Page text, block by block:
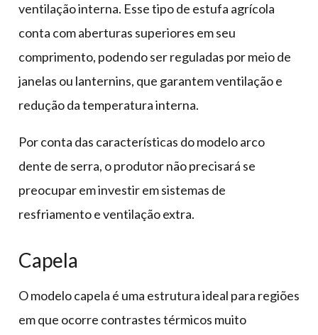
ventilação interna. Esse tipo de estufa agrícola
conta com aberturas superiores em seu
comprimento, podendo ser reguladas por meio de
janelas ou lanternins, que garantem ventilação e
redução da temperatura interna.
Por conta das características do modelo arco
dente de serra, o produtor não precisará se
preocupar em investir em sistemas de
resfriamento e ventilação extra.
Capela
O modelo capela é uma estrutura ideal para regiões
em que ocorre contrastes térmicos muito